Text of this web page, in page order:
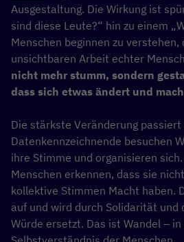
Ausgestaltung. Die Wirkung ist
sind diese Leute?“ hin zu einem
Menschen beginnen zu verstehen,
unsichtbaren Arbeit echter
nicht mehr stumm, sondern
dass sich etwas ändert und
Die stärkste Veränderung
Datenkennzeichnende besuchen
ihre Stimme und organisieren
Menschen erkennen, dass sie
kollektive Stimmen Macht haben.
auf und wird durch Solidarität und
Würde ersetzt. Das ist Wandel –